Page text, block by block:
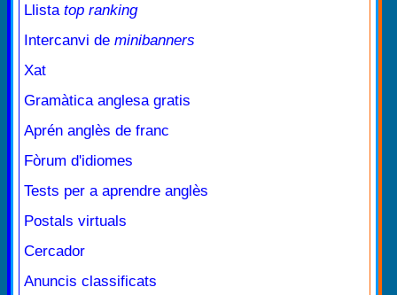
Llista top ranking
Intercanvi de minibanners
Xat
Gramàtica anglesa gratis
Aprén anglès de franc
Fòrum d'idiomes
Tests per a aprendre anglès
Postals virtuals
Cercador
Anuncis classificats